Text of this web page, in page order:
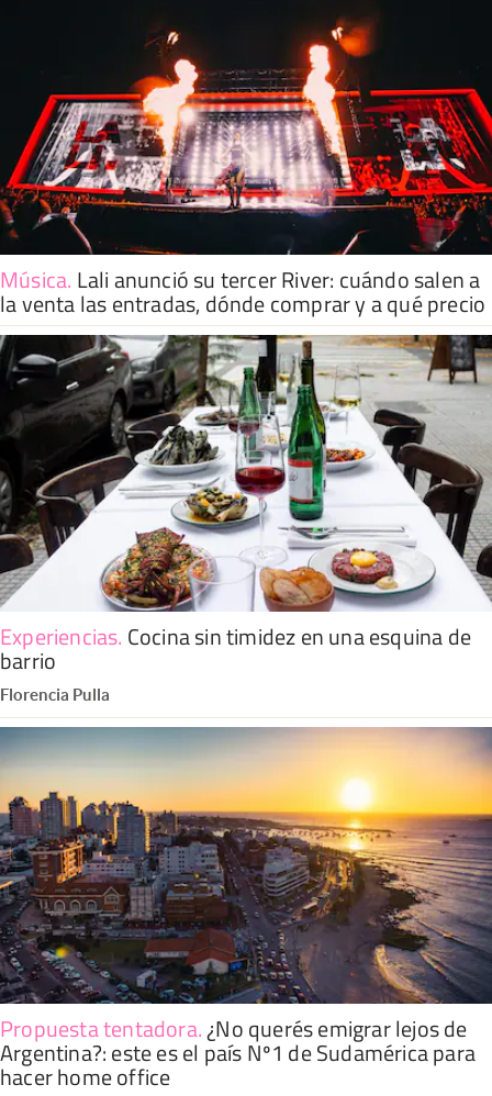
Música. Lali anunció su tercer River: cuándo salen a
la venta las entradas, dónde comprar y a qué precio
Experiencias. Cocina sin timidez en una esquina de
barrio
Florencia Pulla
Propuesta tentadora.¿No querés emigrar lejos de
Argentina?: este es el país Nº1 de Sudamérica para
hacer home office